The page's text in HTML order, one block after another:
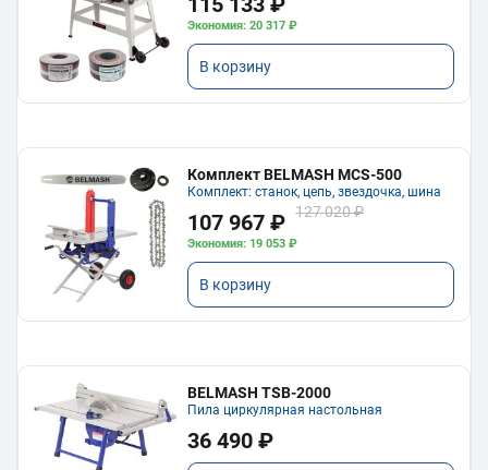
Экономия: 20 317 ₽
В корзину
Комплект BELMASH MCS-500
Комплект: станок, цепь, звездочка, шина
107 967 ₽ 127 020 ₽
Экономия: 19 053 ₽
В корзину
BELMASH TSB-2000
Пила циркулярная настольная
36 490 ₽